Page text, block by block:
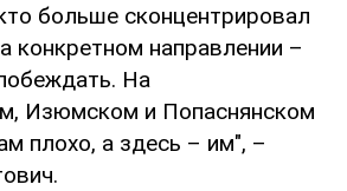
больше сконцентрировал
конкретном направлении –
На
Изюмском и Попаснянском
плохо, а здесь – им", –